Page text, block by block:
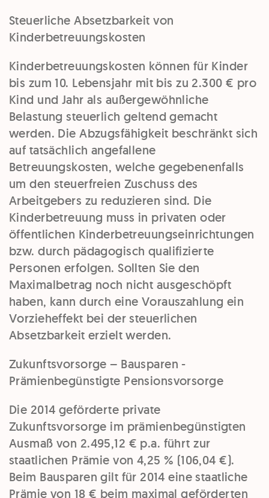
Steuerliche Absetzbarkeit von
Kinderbetreuungskosten
Kinderbetreuungskosten können für Kinder
bis zum10. Lebensjahr mit bis zu 2.300 € pro
Kind und Jahr als außergewöhnliche
Belastung steuerlich geltend gemacht
werden. Die Abzugsfähigkeit beschränkt sich
auf tatsächlich angefallene
Betreuungskosten, welche gegebenenfalls
um den steuerfreien Zuschuss des
Arbeitgebers zu reduzieren sind. Die
Kinderbetreuung muss in privaten oder
öffentlichen Kinderbetreuungseinrichtungen
bzw. durch pädagogisch qualifizierte
Personen erfolgen. Sollten Sie den
Maximalbetrag noch nicht ausgeschöpft
haben, kann durch eine Vorauszahlung ein
Vorzieheffekt bei der steuerlichen
Absetzbarkeit erzielt werden.
Zukunftsvorsorge – Bausparen -
Prämienbegünstigte Pensionsvorsorge
Die 2014 geförderte private
Zukunftsvorsorge im prämienbegünstigten
Ausmaß von 2.495,12 € p.a. führt zur
staatlichen Prämie von 4,25 % (106,04 €).
Beim Bausparen gilt für 2014 einestaatliche
Prämie von 18 € beim maximal geförderten